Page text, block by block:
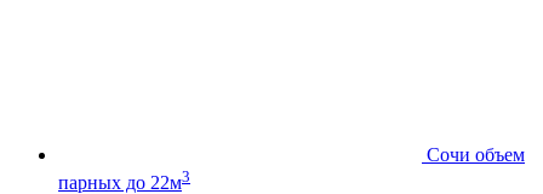
Сочи объем
парных до 22м3